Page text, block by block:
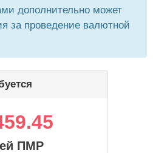
дополнительно может
за проведение валютной
ПМР